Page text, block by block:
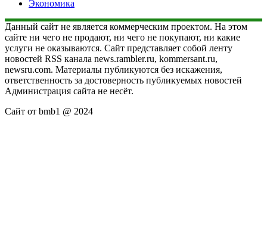
Экономика
Данный сайт не является коммерческим проектом. На этом
сайте ни чего не продают, ни чего не покупают, ни какие
услуги не оказываются. Сайт представляет собой ленту
новостей RSS канала news.rambler.ru, kommersant.ru,
newsru.com. Материалы публикуются без искажения,
ответственность за достоверность публикуемых новостей
Администрация сайта не несёт.
Сайт от bmb1 @ 2024